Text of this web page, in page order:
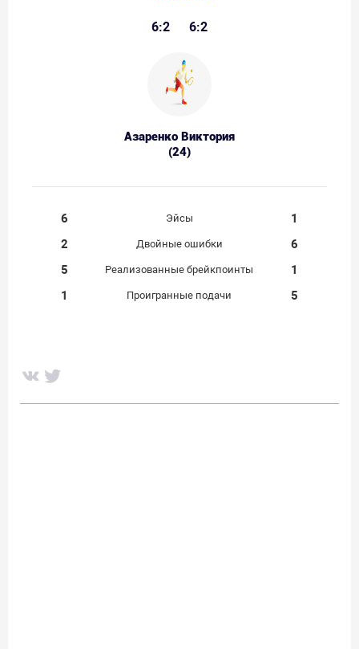
6:2 6:2
Азаренко Виктория
(24)
6 Эйсы
1
2
Двойные ошибки
6
5
Реализованные брейкпоинты
1
1
Проигранные подачи 5